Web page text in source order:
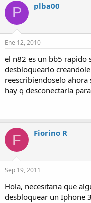
P plba00
Ene 12, 2010
el n82 es un bb5 rapido
desbloquearlo
reescribiendoselo ahora
hay q desconectarla
F Fiorino R
Sep 19, 2011
Hola, necesitaria que
desbloquear un Iphone 3